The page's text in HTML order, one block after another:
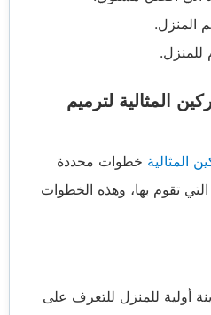
المنزل.
للمنزل.
المثالية لترميم
المثالية خطوات محددة
تقوم بها، وهذه الخطوات
أولية للمنزل للتعرف على